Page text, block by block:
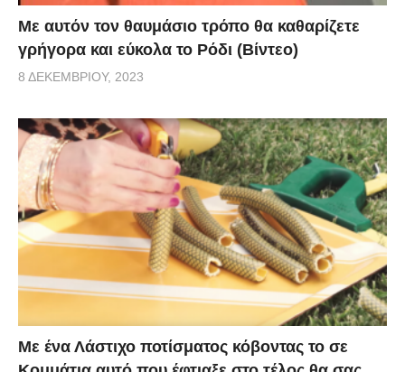
Με αυτόν τον θαυμάσιο τρόπο θα καθαρίζετε
γρήγορα και εύκολα το Ρόδι (Βίντεο)
8 ΔΕΚΕΜΒΡΊΟΥ, 2023
Με ένα Λάστιχο ποτίσματος κόβοντας το σε